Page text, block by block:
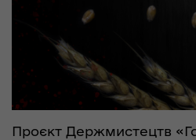
Проєкт Держмистецтв